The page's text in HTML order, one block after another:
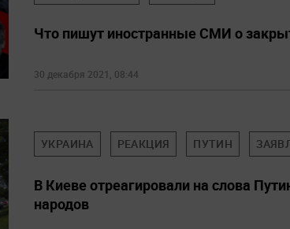
Что пишут иностранные СМИ о
30 декабря 2021, 08:44
УКРАИНА РЕАКЦИЯ ПУТИН
В Киеве отреагировали на слова
народов